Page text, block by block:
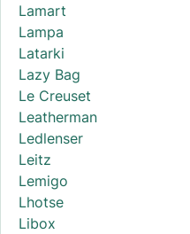
Lamart
Lampa
Latarki
Lazy Bag
Le Creuset
Leatherman
Ledlenser
Leitz
Lemigo
Lhotse
Libox